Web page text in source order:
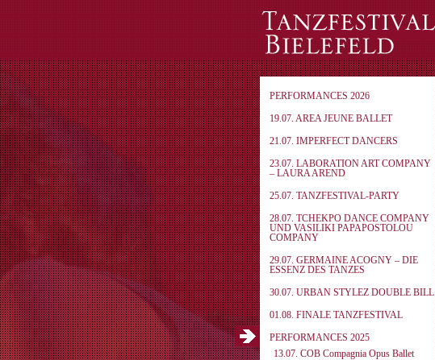
PERFORMANCES 2026
19.07. AREA JEUNE BALLET
21.07. IMPERFECT DANCERS
23.07. LABORATION ART COMPANY
– LAURA AREND
25.07. TANZFESTIVAL-PARTY
28.07. TCHEKPO DANCE COMPANY
UND VASILIKI PAPAPOSTOLOU
COMPANY
29.07. GERMAINE ACOGNY – DIE
ESSENZ DES TANZES
30.07. URBAN STYLEZ DOUBLE BILL
01.08. FINALE TANZFESTIVAL
PERFORMANCES 2025
13.07. COB Compagnia Opus Ballet